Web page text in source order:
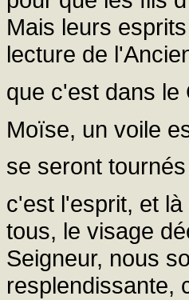
Mais leurs
lecture de
que c'est dans
Moïse, un voile
se seront
c'est l'esprit, et
tous, le visage
Seigneur, nous
resplendissante,